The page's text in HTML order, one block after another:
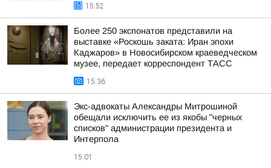
15:52
Более 250 экспонатов представили на
выставке «Роскошь заката: Иран эпохи
Каджаров» в Новосибирском краеведческом
музее, передает корреспондент ТАСС
15:36
Экс-адвокаты Александры Митрошиной
обещали исключить ее из якобы "черных
списков" администрации президента и
Интерпола
15:01